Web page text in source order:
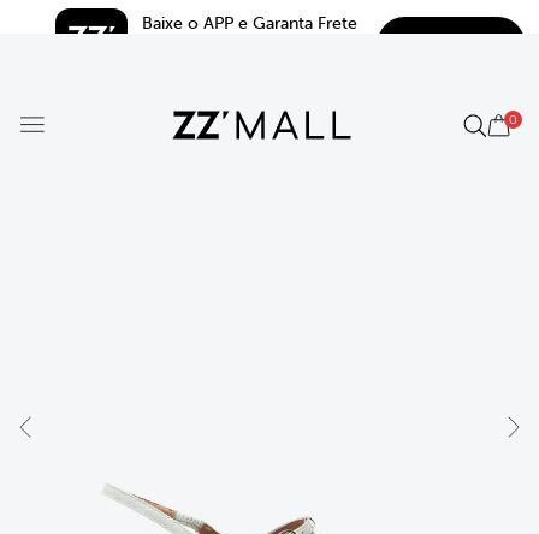
Baixe o APP e Garanta Frete
0